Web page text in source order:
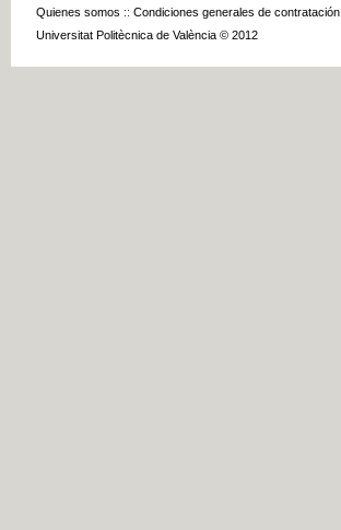
Quienes somos :: Condiciones generales de contratación
Universitat Politècnica de València © 2012